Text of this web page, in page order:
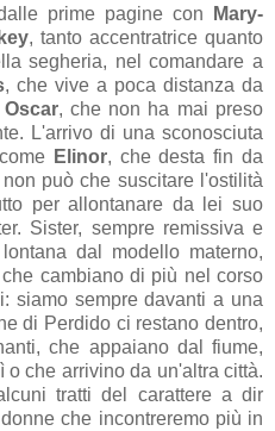
prime pagine con
Mary-
, tanto accentratrice quanto
segheria, nel comandare a
, che vive a poca distanza da
Oscar, che non ha mai preso
L'arrivo di una sconosciuta
Elinor, che desta fin da
può che suscitare l'ostilità
per allontanare da lei suo
Sister, sempre remissiva e
dal modello materno,
cambiano di più nel corso
siamo sempre davanti a una
di Perdido ci restano dentro,
che appaiano dal fiume,
che arrivino da un'altra città.
tratti del carattere a dir
che incontreremo più in